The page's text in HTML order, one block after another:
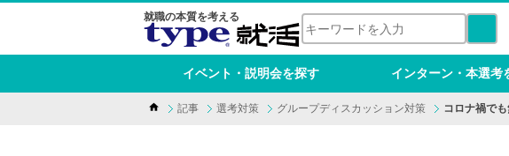
就職の本質を考える
イベント・説明会を探す インターン・本選考
記事 選考対策 グループディスカッション対策 コロナ禍で